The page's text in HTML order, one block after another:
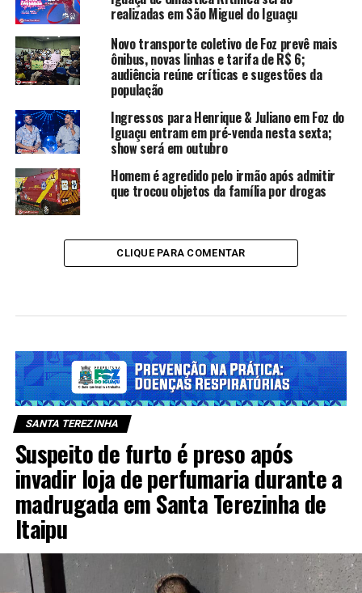
realizadas em São Miguel do Iguaçu
Novo transporte coletivo de Foz prevê mais
ônibus, novas linhas e tarifa de R$ 6;
audiência reúne críticas e sugestões da
população
Ingressos para Henrique & Juliano em Foz do
Iguaçu entram em pré-venda nesta sexta;
show será em outubro
Homem é agredido pelo irmão após admitir
que trocou objetos da família por drogas
CLIQUE PARA COMENTAR
SANTA TEREZINHA
Suspeito de furto é preso após
invadir loja de perfumaria durante a
madrugada em Santa Terezinha de
Itaipu